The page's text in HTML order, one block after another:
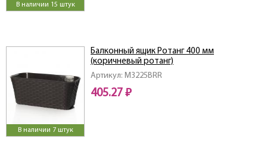
В наличии 15 штук
В наличии 7 штук
Артикул: M3225BRR
Балконный ящик Ротанг 400 мм
(коричневый ротанг)
405.27 ₽